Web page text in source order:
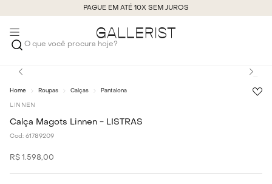
PAGUE EM ATÉ 10X SEM JUROS
O que você procura hoje?
Roupas Calças Pantalona
LINNEN
Calça Magots Linnen - LISTRAS
Cod: 61789209
R$ 1 .598,00